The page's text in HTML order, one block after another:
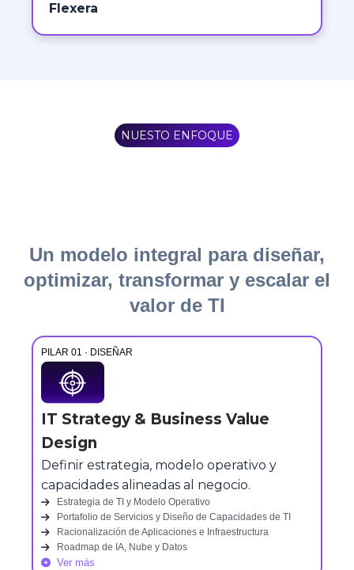
Flexera
NUESTO ENFOQUE
Un modelo integral para diseñar,
optimizar, transformar y escalar el
valor de TI
PILAR 01 · DISEÑAR
IT Strategy & Business Value
Design
Definir estrategia, modelo operativo y
capacidades alineadas al negocio.
Estrategia de TI y Modelo Operativo
Portafolio de Servicios y Diseño de Capacidades de TI
Racionalización de Aplicaciones e Infraestructura
Roadmap de IA, Nube y Datos
Ver más